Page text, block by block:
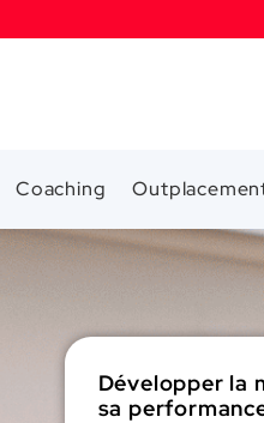
Coaching
Développer la
sa